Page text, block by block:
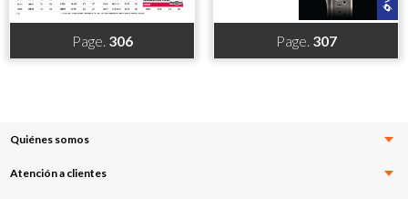
Page. 306 Page. 307
Quiénes somos
Atención a clientes